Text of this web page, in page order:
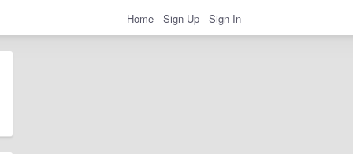
Home Sign Up Sign In